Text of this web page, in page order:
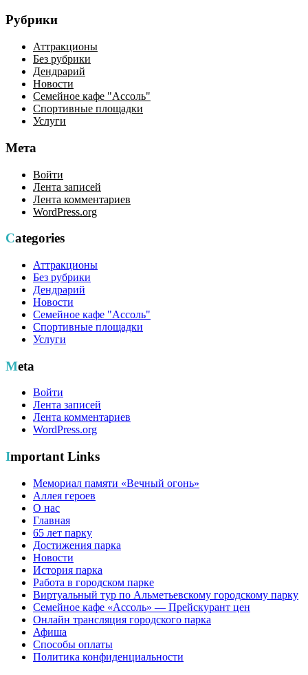
Рубрики
Аттракционы
Без рубрики
Дендрарий
Новости
Семейное кафе "Ассоль"
Спортивные площадки
Услуги
Мета
Войти
Лента записей
Лента комментариев
WordPress.org
Categories
Аттракционы
Без рубрики
Дендрарий
Новости
Семейное кафе "Ассоль"
Спортивные площадки
Услуги
Meta
Войти
Лента записей
Лента комментариев
WordPress.org
Important Links
Мемориал памяти «Вечный огонь»
Аллея героев
О нас
Главная
65 лет парку
Достижения парка
Новости
История парка
Работа в городском парке
Виртуальный тур по Альметьевскому городскому парку
Семейное кафе «Ассоль» — Прейскурант цен
Онлайн трансляция городского парка
Афиша
Способы оплаты
Политика конфиденциальности